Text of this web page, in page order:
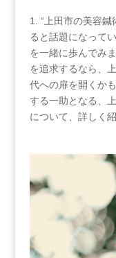
1. “上田市の美容
ると話題になって
を一緒に歩んでみ
を追求するなら、
代への扉を開くか
する一助となる、
について、詳しく